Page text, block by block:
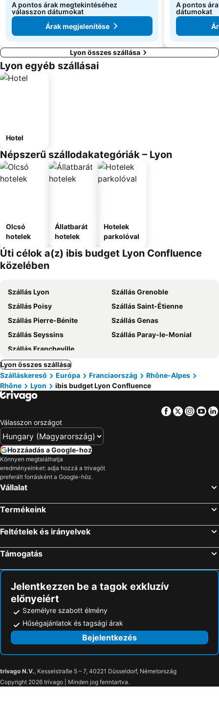
A pontos árak megtekintéséhez
válasszon dátumokat
Árak megjelenítése
A pontos
dátumokat
Lyon összes szállása
Lyon egyéb szállásai
Hotel
Népszerű szállodakategóriák – Lyon
Olcsó
hotelek
Állatbarát
hotelek
Hotelek
parkolóval
Úti célok a(z) ibis budget Lyon Confluence
közelében
Szállás Lyon
Szállás Grenoble
Szállás Poisy
Szállás Saint-Étienne
Szállás Pierre-Bénite
Szállás Genas
Szállás Seyssins
Szállás Paray-le-Monial
Szállás Francheville
Lyon összes szállása
Szálláskereső
Európa Franciaország
Rhône-Alpes
Rhône
Lyon ibis budget Lyon Confluence
Facebook
Twitter
Válasszon országot
Hozzáadás a Google-hoz
Könnyen megtalálhatja
eredményeinket: adja hozzá a trivagót
preferált forrásként a Google-höz.
Vállalat
Termékeink
Feltételek és irányelvek
Támogatás
Jelentkezzen be a tagok exkluzív
előnyeiért
Személyre szabott élmény
Hűségajánlatok és tagsági árak
Bejelentkezés
trivago N.V., Kesselstraße 5 – 7, 40221 Düsseldorf, Németország
Copyright 2026 trivago | Minden jog fenntartva.